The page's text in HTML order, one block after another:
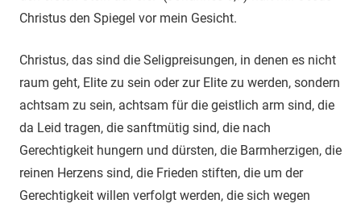
Christus den Spiegel vor mein Gesicht.
Christus, das sind die Seligpreisungen, in denen es nicht
raum geht, Elite zu sein oder zur Elite zu werden, sondern
achtsam zu sein, achtsam für die geistlich arm sind, die
da Leid tragen, die sanftmütig sind, die nach
Gerechtigkeit hungern und dürsten, die Barmherzigen, die
reinen Herzens sind, die Frieden stiften, die um der
Gerechtigkeit willen verfolgt werden, die sich wegen